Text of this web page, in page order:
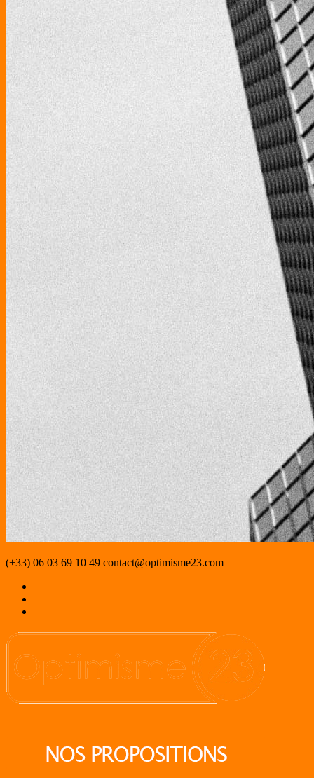
(+33) 06 03 69 10 49 contact@optimisme23.com